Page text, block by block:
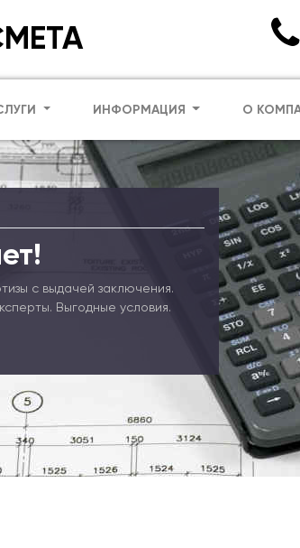
ИНФОРМАЦИЯ О
с выдачей заключения.
Выгодные условия.